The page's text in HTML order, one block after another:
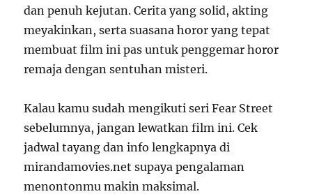
dan penuh kejutan. Cerita yang solid, akting
meyakinkan, serta suasana horor yang tepat
membuat film ini pas untuk penggemar horor
remaja dengan sentuhan misteri.
Kalau kamu sudah mengikuti seri Fear Street
sebelumnya, jangan lewatkan film ini. Cek
jadwal tayang dan info lengkapnya di
mirandamovies.net supaya pengalaman
menontonmu makin maksimal.